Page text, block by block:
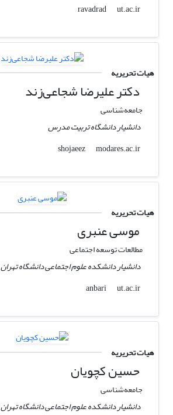
ravadrad
ut.ac.ir
هیات تحریریه
دکتر علیرضا شجاعی‌زند
جامعه‌شناسی
دانشیار دانشگاه تربیت مدرس
shojaeez
modares.ac.ir
هیات تحریریه
موسی عنبری
مطالعات توسعه اجتماعی
دانشیار دانشکده علوم اجتماعی دانشگاه تهران
anbari
ut.ac.ir
هیات تحریریه
حسین کچویان
جامعه‌شناسی
دانشیار دانشکده علوم اجتماعی دانشگاه تهران